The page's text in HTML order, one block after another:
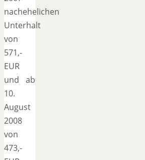
nachehelichen
Unterhalt
von
571,-
EUR
und ab
10.
August
2008
von
473,-